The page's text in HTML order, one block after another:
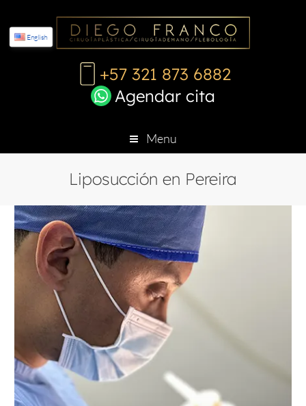
+57 321 873 6882
Agendar cita
English
Menu
Liposucción en Pereira